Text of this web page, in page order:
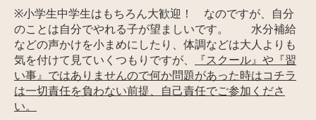
※小学生中学生はもちろん大歓迎！ なのですが、自分
のことは自分でやれる子が望ましいです。 水分補給
などの声かけを小まめにしたり、体調などは大人よりも
気を付けて見ていくつもりですが、
『スクール』や『習
い事』ではありませんので何か問題があった時はコチラ
は一切責任を負わない前提、自己責任でご参加くださ
い。